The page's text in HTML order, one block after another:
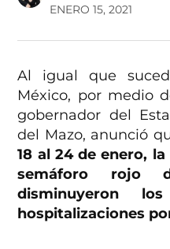
ENERO 15, 2021
Al igual que
México, por medio
gobernador del
del Mazo, anunció
18 al 24 de enero,
semáforo rojo
disminuyeron
hospitalizaciones